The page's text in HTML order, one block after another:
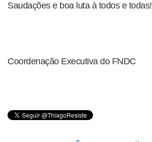
Saudações e boa luta à todos e todas!
Coordenação Executiva do FNDC